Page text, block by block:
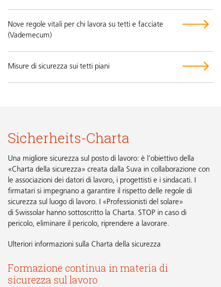
Nove regole vitali per chi lavora su tetti e facciate
(Vademecum)
Misure di sicurezza sui tetti piani
Sicherheits-Charta
Una migliore sicurezza sul posto di lavoro: è l’obiettivo della
«Charta della sicurezza» creata dalla Suva in collaborazione con
le associazioni dei datori di lavoro, i progettisti e i sindacati. I
firmatari si impegnano a garantire il rispetto delle regole di
sicurezza sul luogo di lavoro. I «Professionisti del solare»
di Swissolar hanno sottoscritto la Charta. STOP in caso di
pericolo, eliminare il pericolo, riprendere a lavorare.
Ulteriori informazioni sulla Charta della sicurezza
Formazione continua in materia di
sicurezza sul lavoro